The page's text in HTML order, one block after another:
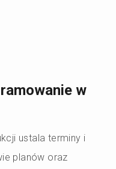
w
ustala terminy i
planów oraz